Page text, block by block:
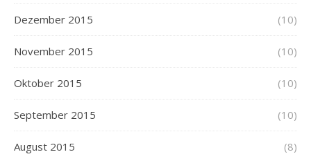
Dezember 2015 (10)
November 2015 (10)
Oktober 2015 (10)
September 2015 (10)
August 2015 (8)